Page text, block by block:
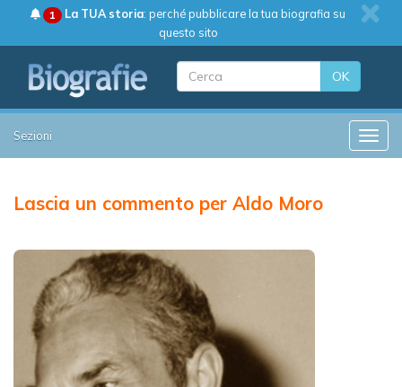
1 La TUA storia: perché pubblicare la tua biografia su
questo sito
OK
Sezioni
Lascia un commento per Aldo Moro